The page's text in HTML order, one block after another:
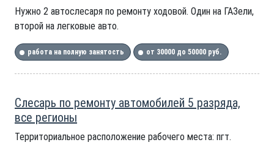
Нужно 2 автослесаря по ремонту ходовой. Один на ГАЗели,
второй на легковые авто.
работа на полную занятость от 30000 до 50000 руб.
Слесарь по ремонту автомобилей 5 разряда,
все регионы
Территориальное расположение рабочего места: пгт.